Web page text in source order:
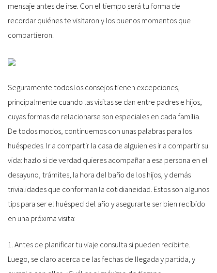
mensaje antes de irse. Con el tiempo será tu forma de
recordar quiénes te visitaron y los buenos momentos que
compartieron.
Seguramente todos los consejos tienen excepciones,
principalmente cuando las visitas se dan entre padres e hijos,
cuyas formas de relacionarse son especiales en cada familia.
De todos modos, continuemos con unas palabras para los
huéspedes. Ir a compartir la casa de alguien es ir a compartir su
vida: hazlo si de verdad quieres acompañar a esa persona en el
desayuno, trámites, la hora del baño de los hijos, y demás
trivialidades que conforman la cotidianeidad. Estos son algunos
tips para ser el huésped del año y asegurarte ser bien recibido
en una próxima visita:
1. Antes de planificar tu viaje consulta si pueden recibirte.
Luego, se claro acerca de las fechas de llegada y partida, y